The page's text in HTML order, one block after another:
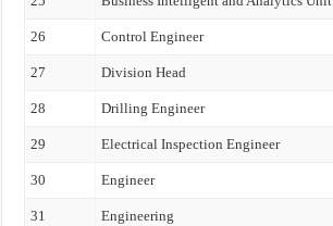
26 Control Engineer
27 Division Head
28 Drilling Engineer
29 Electrical Inspection Engineer
30 Engineer
31 Engineering